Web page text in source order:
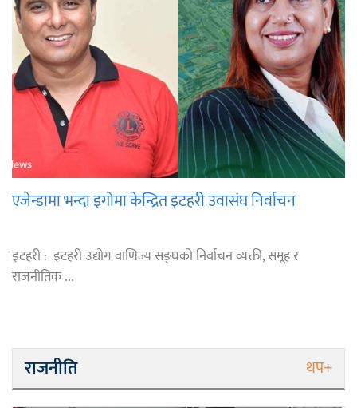
एजेन्डामा भन्दा इगोमा केन्द्रित इटहरी उवासंघ निर्वाचन
इटहरी : इटहरी उद्योग वाणिज्य सङ्घको निर्वाचन व्यक्ती, समूह र
राजनीतिक ...
राजनीति थप+